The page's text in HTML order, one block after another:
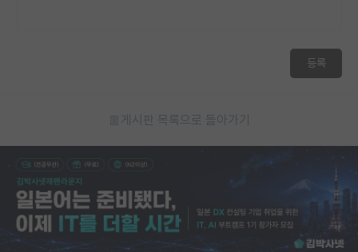
등록
게시판 목록으로 돌아가기